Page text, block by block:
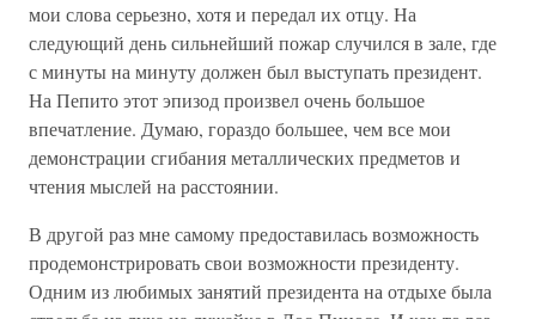
мои слова серьезно, хотя и передал их отцу. На
следующий день сильнейший пожар случился в зале, где
с минуты на минуту должен был выступать президент.
На Пепито этот эпизод произвел очень большое
впечатление. Думаю, гораздо большее, чем все мои
демонстрации сгибания металлических предметов и
чтения мыслей на расстоянии.
В другой раз мне самому предоставилась возможность
продемонстрировать свои возможности президенту.
Одним из любимых занятий президента на отдыхе была